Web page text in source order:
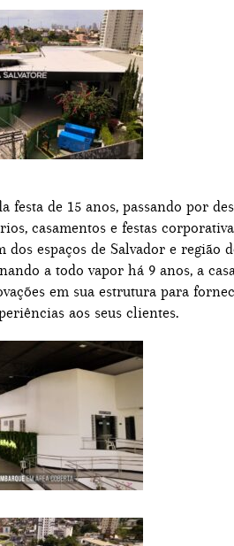
festa de 15 anos, passando por
casamentos e festas
dos espaços de Salvador e região
a todo vapor há 9 anos, a
em sua estrutura para
aos seus clientes.